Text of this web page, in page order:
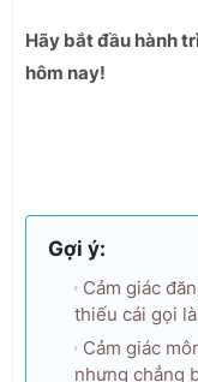
Hãy bắt đầu hành
hôm nay!
Gợi ý:
Cảm giác
thiếu cái gọi
Cảm giác
nhưng chẳng